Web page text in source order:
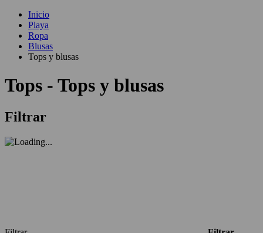
Inicio
Playa
Ropa
Blusas
Tops y blusas
Tops - Tops y blusas
Filtrar